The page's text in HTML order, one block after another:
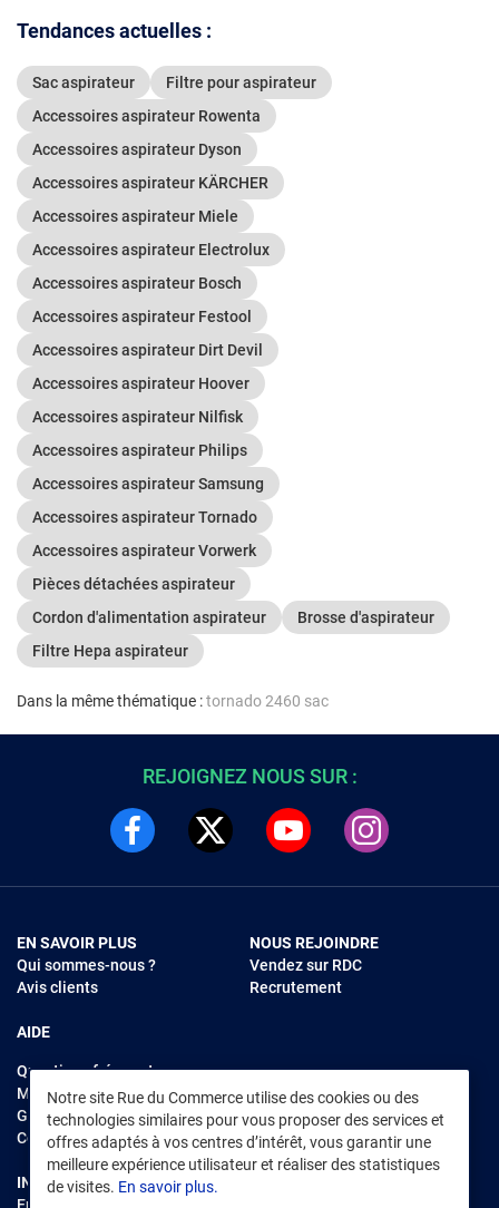
Tendances actuelles :
Sac aspirateur
Filtre pour aspirateur
Accessoires aspirateur Rowenta
Accessoires aspirateur Dyson
Accessoires aspirateur KÄRCHER
Accessoires aspirateur Miele
Accessoires aspirateur Electrolux
Accessoires aspirateur Bosch
Accessoires aspirateur Festool
Accessoires aspirateur Dirt Devil
Accessoires aspirateur Hoover
Accessoires aspirateur Nilfisk
Accessoires aspirateur Philips
Accessoires aspirateur Samsung
Accessoires aspirateur Tornado
Accessoires aspirateur Vorwerk
Pièces détachées aspirateur
Cordon d'alimentation aspirateur
Brosse d'aspirateur
Filtre Hepa aspirateur
Dans la même thématique :tornado 2460 sac
Notre site Rue du Commerce utilise des cookies ou des
technologies similaires pour vous proposer des services et
offres adaptés à vos centres d’intérêt, vous garantir une
meilleure expérience utilisateur et réaliser des statistiques
de visites. En savoir plus.
REJOIGNEZ NOUS SUR :
EN SAVOIR PLUS
Qui sommes-nous ?
Avis clients
AIDE
Questions fréquentes
Modes de règlements
Garantie et retours
Contacter Rue du Commerce
NOUS REJOINDRE
Vendez sur RDC
Recrutement
INFORMATIONS LÉGALES